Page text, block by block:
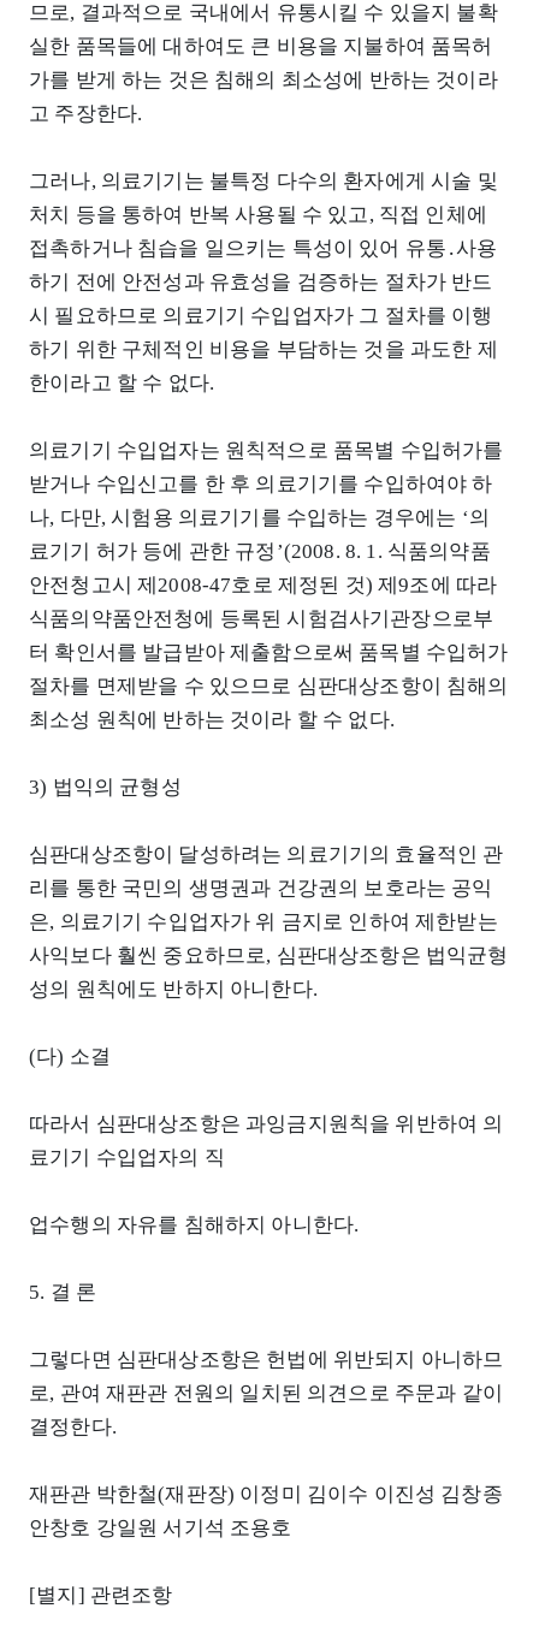
므로, 결과적으로 국내에서 유통시킬 수 있을지 불확
실한 품목들에 대하여도 큰 비용을 지불하여 품목허
가를 받게 하는 것은 침해의 최소성에 반하는 것이라
고 주장한다.
그러나, 의료기기는 불특정 다수의 환자에게 시술 및
처치 등을 통하여 반복 사용될 수 있고, 직접 인체에
접촉하거나 침습을 일으키는 특성이 있어 유통․사용
하기 전에 안전성과 유효성을 검증하는 절차가 반드
시 필요하므로 의료기기 수입업자가 그 절차를 이행
하기 위한 구체적인 비용을 부담하는 것을 과도한 제
한이라고 할 수 없다.
의료기기 수입업자는 원칙적으로 품목별 수입허가를
받거나 수입신고를 한 후 의료기기를 수입하여야 하
나, 다만, 시험용 의료기기를 수입하는 경우에는 ‘의
료기기 허가 등에 관한 규정’(2008. 8. 1. 식품의약품
안전청고시 제2008-47호로 제정된 것) 제9조에 따라
식품의약품안전청에 등록된 시험검사기관장으로부
터 확인서를 발급받아 제출함으로써 품목별 수입허가
절차를 면제받을 수 있으므로 심판대상조항이 침해의
최소성 원칙에 반하는 것이라 할 수 없다.
3) 법익의 균형성
심판대상조항이 달성하려는 의료기기의 효율적인 관
리를 통한 국민의 생명권과 건강권의 보호라는 공익
은, 의료기기 수입업자가 위 금지로 인하여 제한받는
사익보다 훨씬 중요하므로, 심판대상조항은 법익균형
성의 원칙에도 반하지 아니한다.
(다) 소결
따라서 심판대상조항은 과잉금지원칙을 위반하여 의
료기기 수입업자의 직
업수행의 자유를 침해하지 아니한다.
5. 결 론
그렇다면 심판대상조항은 헌법에 위반되지 아니하므
로, 관여 재판관 전원의 일치된 의견으로 주문과 같이
결정한다.
재판관 박한철(재판장) 이정미 김이수 이진성 김창종
안창호 강일원 서기석 조용호
[별지] 관련조항